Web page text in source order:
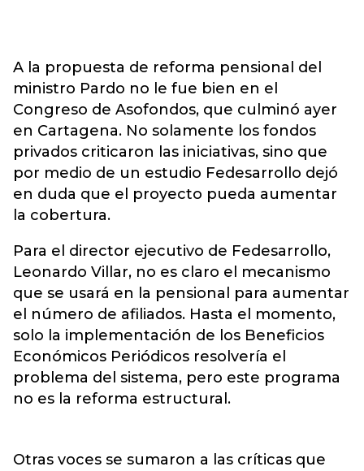
A la propuesta de reforma pensional del
ministro Pardo no le fue bien en el
Congreso de Asofondos, que culminó ayer
en Cartagena. No solamente los fondos
privados criticaron las iniciativas, sino que
por medio de un estudio Fedesarrollo dejó
en duda que el proyecto pueda aumentar
la cobertura.
Para el director ejecutivo de Fedesarrollo,
Leonardo Villar, no es claro el mecanismo
que se usará en la pensional para aumentar
el número de afiliados. Hasta el momento,
solo la implementación de los Beneficios
Económicos Periódicos resolvería el
problema del sistema, pero este programa
no es la reforma estructural.
Otras voces se sumaron a las críticas que